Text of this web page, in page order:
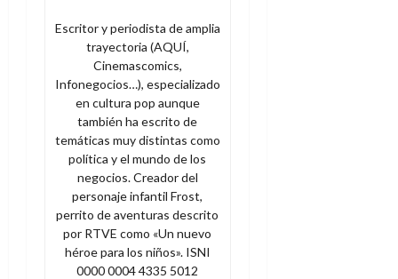
Escritor y periodista de amplia
trayectoria (AQUÍ,
Cinemascomics,
Infonegocios…), especializado
en cultura pop aunque
también ha escrito de
temáticas muy distintas como
política y el mundo de los
negocios. Creador del
personaje infantil Frost,
perrito de aventuras descrito
por RTVE como «Un nuevo
héroe para los niños». ISNI
0000 0004 4335 5012